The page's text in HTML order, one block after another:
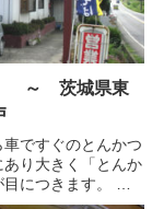
」 ～ 茨城県東
ですぐのとんかつ
り大きく「とんか
につきます。 場
防署交差点を鉾